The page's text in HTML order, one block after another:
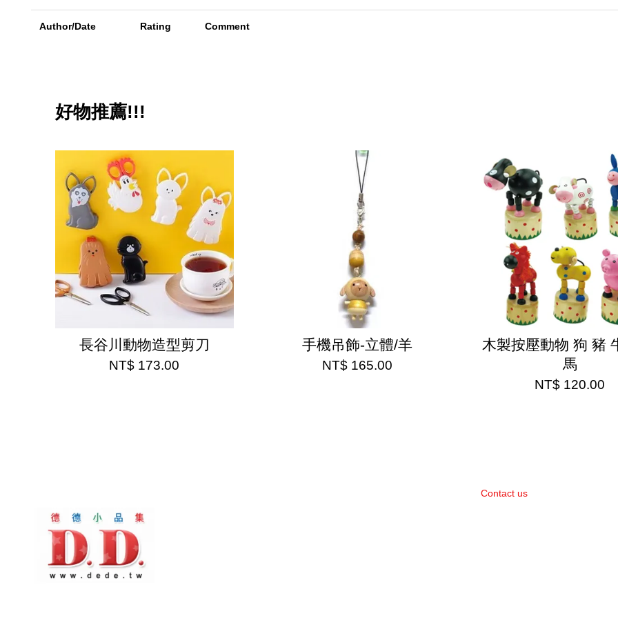
Author/Date Rating Comment
好物推薦!!!
長谷川動物造型剪刀
NT$ 173.00
手機吊飾-立體/羊
NT$ 165.00
木製按壓動物 狗 豬
馬
NT$ 120.00
Contact us